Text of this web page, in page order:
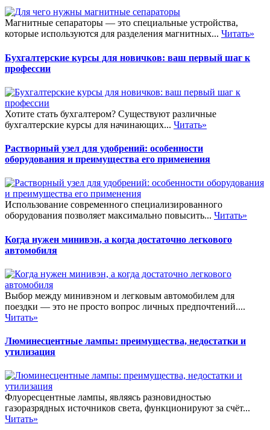
Магнитные сепараторы — это специальные устройства,
которые используются для разделения магнитных... Читать»
Бухгалтерские курсы для новичков: ваш первый шаг к
профессии
Хотите стать бухгалтером? Существуют различные
бухгалтерские курсы для начинающих... Читать»
Растворный узел для удобрений: особенности
оборудования и преимущества его применения
Использование современного специализированного
оборудования позволяет максимально повысить... Читать»
Когда нужен минивэн, а когда достаточно легкового
автомобиля
Выбор между минивэном и легковым автомобилем для
поездки — это не просто вопрос личных предпочтений....
Читать»
Люминесцентные лампы: преимущества, недостатки и
утилизация
Флуоресцентные лампы, являясь разновидностью
газоразрядных источников света, функционируют за счёт...
Читать»